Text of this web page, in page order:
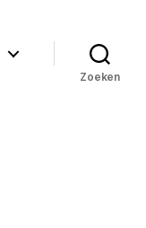
Zoeken